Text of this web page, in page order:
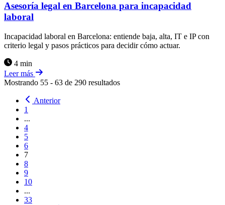
Asesoría legal en Barcelona para incapacidad
laboral
Incapacidad laboral en Barcelona: entiende baja, alta, IT e IP con
criterio legal y pasos prácticos para decidir cómo actuar.
4 min
Leer más
Mostrando 55 - 63 de 290 resultados
Anterior
1
...
4
5
6
7
8
9
10
...
33